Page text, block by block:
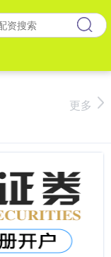
更多